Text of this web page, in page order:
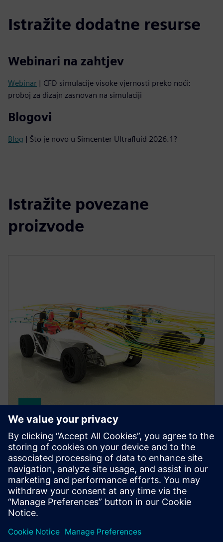
Istražite dodatne resurse
Webinari na zahtjev
Webinar | CFD simulacije visoke vjernosti preko noći:
proboj za dizajn zasnovan na simulaciji
Blogovi
Blog | Što je novo u Simcenter Ultrafluid 2026.1?
Istražite povezane
proizvode
Simcenter STAR-CCM+ software
Improve product performance with multiphysics
computational fluid dynamics (CFD) software for
real-world conditions.